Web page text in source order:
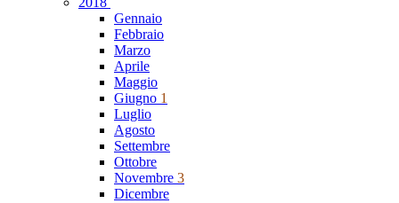
Gennaio
Febbraio
Marzo
Aprile
Maggio
Giugno 1
Luglio
Agosto
Settembre
Ottobre
Novembre 3
Dicembre